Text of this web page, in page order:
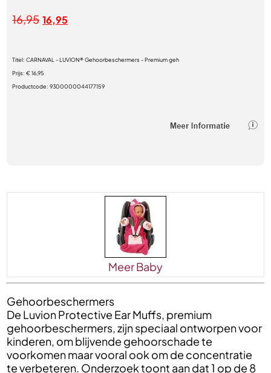
16,95 16,95
Titel:CARNAVAL - LUVION® Gehoorbeschermers - Premium geh
Prijs:€ 16,95
Productcode:9300000044177159
Meer Baby
Gehoorbeschermers
De Luvion Protective Ear Muffs, premium
gehoorbeschermers, zijn speciaal ontworpen voor
kinderen, om blijvende gehoorschade te
voorkomen maar vooral ook om de concentratie
te verbeteren. Onderzoek toont aan dat 1 op de 8